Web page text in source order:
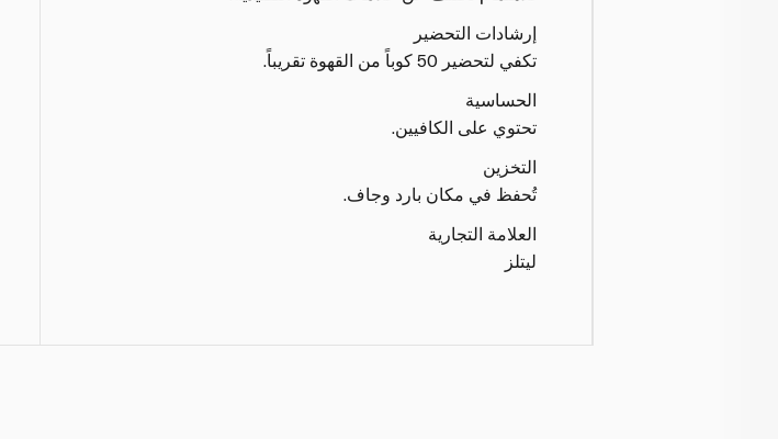
إرشادات التحضير
تكفي لتحضير 50 كوباً من القهوة تقريباً.
الحساسية
تحتوي على الكافيين.
التخزين
تُحفظ في مكان بارد وجاف.
العلامة التجارية
ليتلز